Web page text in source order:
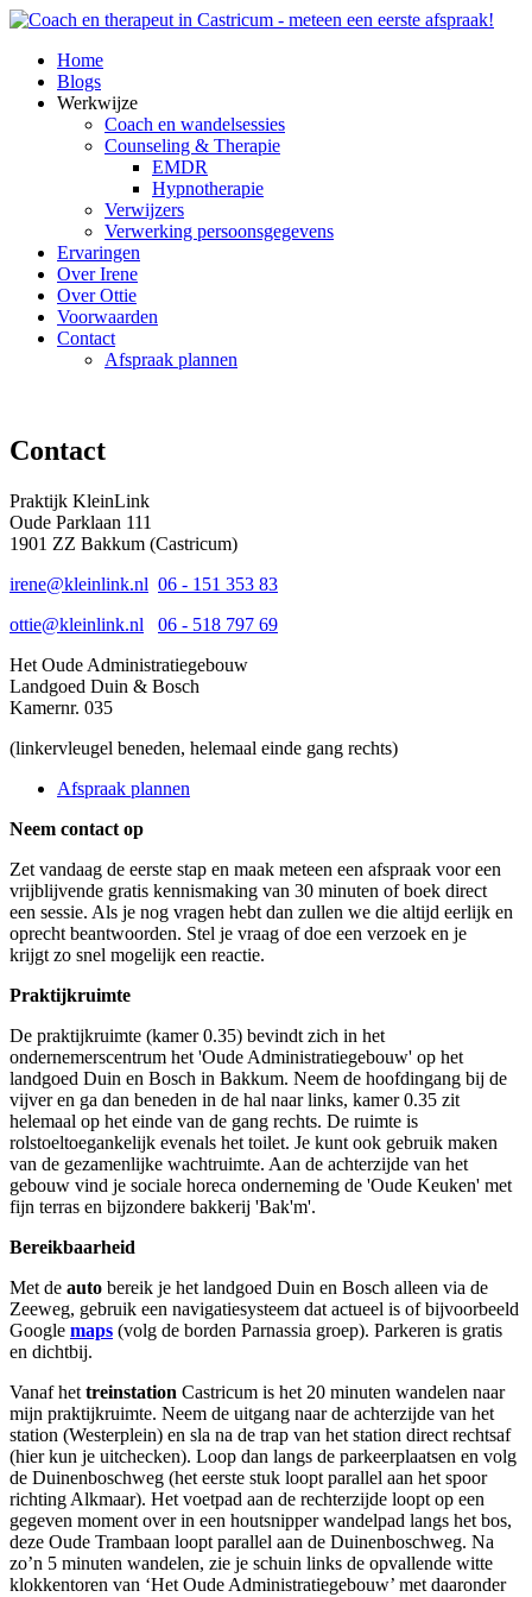
Home
Blogs
Werkwijze
Coach en wandelsessies
Counseling & Therapie
EMDR
Hypnotherapie
Verwijzers
Verwerking persoonsgegevens
Ervaringen
Over Irene
Over Ottie
Voorwaarden
Contact
Afspraak plannen
Contact
Praktijk KleinLink
Oude Parklaan 111
1901 ZZ Bakkum (Castricum)
irene@kleinlink.nl 06 - 151 353 83
ottie@kleinlink.nl
06 - 518 797 69
Het Oude Administratiegebouw
Landgoed Duin & Bosch
Kamernr. 035
(linkervleugel beneden, helemaal einde gang rechts)
Afspraak plannen
Neem contact op
Zet vandaag de eerste stap en maak meteen een afspraak voor een
vrijblijvende gratis kennismaking van 30 minuten of boek direct
een sessie. Als je nog vragen hebt dan zullen we die altijd eerlijk en
oprecht beantwoorden. Stel je vraag of doe een verzoek en je
krijgt zo snel mogelijk een reactie.
Praktijkruimte
De praktijkruimte (kamer 0.35) bevindt zich in het
ondernemerscentrum het 'Oude Administratiegebouw' op het
landgoed Duin en Bosch in Bakkum. Neem de hoofdingang bij de
vijver en ga dan beneden in de hal naar links, kamer 0.35 zit
helemaal op het einde van de gang rechts. De ruimte is
rolstoeltoegankelijk evenals het toilet. Je kunt ook gebruik maken
van de gezamenlijke wachtruimte. Aan de achterzijde van het
gebouw vind je sociale horeca onderneming de 'Oude Keuken' met
fijn terras en bijzondere bakkerij 'Bak'm'.
Bereikbaarheid
Met de auto bereik je het landgoed Duin en Bosch alleen via de
Zeeweg, gebruik een navigatiesysteem dat actueel is of bijvoorbeeld
Google maps (volg de borden Parnassia groep). Parkeren is gratis
en dichtbij.
Vanaf het treinstation Castricum is het 20 minuten wandelen naar
mijn praktijkruimte. Neem de uitgang naar de achterzijde van het
station (Westerplein) en sla na de trap van het station direct rechtsaf
(hier kun je uitchecken). Loop dan langs de parkeerplaatsen en volg
de Duinenboschweg (het eerste stuk loopt parallel aan het spoor
richting Alkmaar). Het voetpad aan de rechterzijde loopt op een
gegeven moment over in een houtsnipper wandelpad langs het bos,
deze Oude Trambaan loopt parallel aan de Duinenboschweg. Na
zo’n 5 minuten wandelen, zie je schuin links de opvallende witte
klokkentoren van ‘Het Oude Administratiegebouw’ met daaronder